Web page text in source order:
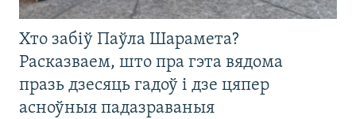
Хто забіў Паўла Шарамета?
Расказваем, што пра гэта вядома
празь дзесяць гадоў і дзе цяпер
асноўныя падазраваныя